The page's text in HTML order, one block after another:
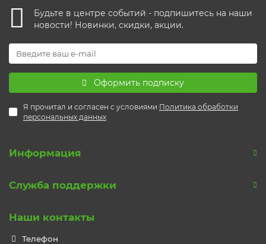
Будьте в центре событий - подпишитесь на наши
новости! Новинки, скидки, акции.
Оформить подписку
Я прочитал и согласен с условиями Политика обработки
персональных данных
Информация
Служба поддержки
Наши контакты
Телефон